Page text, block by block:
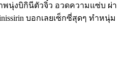
พนุ่งบิกินีตัวจิ๋ว อวดความแซ่บ ผ่า
บอกเลยเซ็กซี่สุดๆ ทำหนุ่ม